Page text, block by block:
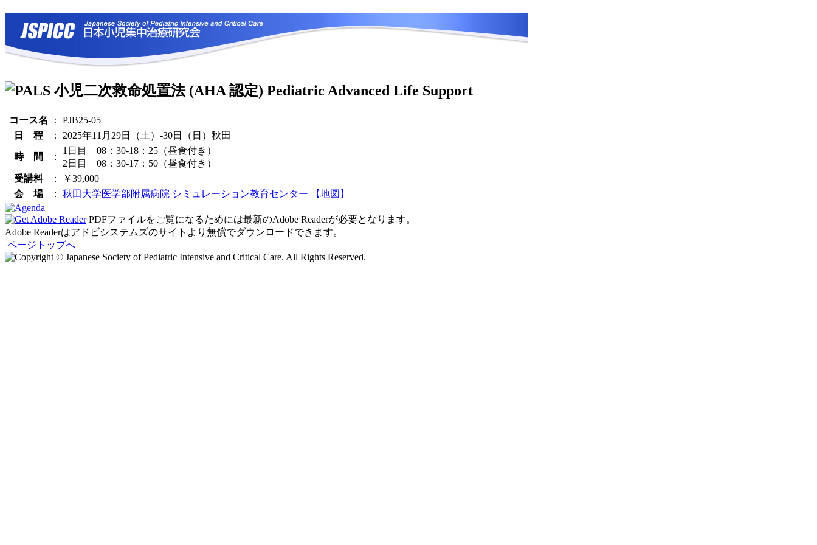
コース名 ：
PJB25-05
日 程
： 2025年11月29日（土）-30日（日）秋田
時 間 ：
1日目 08：30-18：25（昼食付き）
2日目 08：30-17：50（昼食付き）
受講料
：
￥39,000
会 場
： 秋田大学医学部附属病院 シミュレーション教育センター 【地図】
PDFファイルをご覧になるためには最新のAdobe Readerが必要となります。
Adobe Readerはアドビシステムズのサイトより無償でダウンロードできます。
ページトップへ